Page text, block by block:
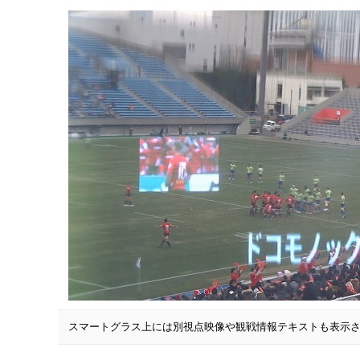
スマートグラス上には別視点映像や観戦情報テキストも表示